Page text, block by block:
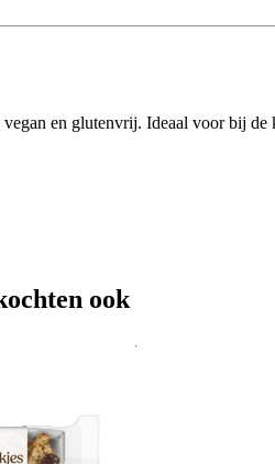
en glutenvrij. Ideaal voor bij de
ook